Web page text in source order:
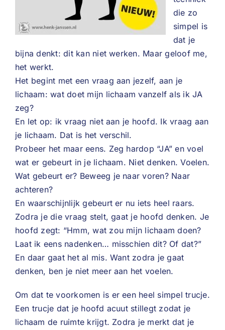
die zo
simpel is
dat je
bijna denkt: dit kan niet werken. Maar geloof me,
het werkt.
Het begint met een vraag aan jezelf, aan je
lichaam: wat doet mijn lichaam vanzelf als ik JA
zeg?
En let op: ik vraag niet aan je hoofd. Ik vraag aan
je lichaam. Dat is het verschil.
Probeer het maar eens. Zeg hardop “JA” en voel
wat er gebeurt in je lichaam. Niet denken. Voelen.
Wat gebeurt er? Beweeg je naar voren? Naar
achteren?
En waarschijnlijk gebeurt er nu iets heel raars.
Zodra je die vraag stelt, gaat je hoofd denken. Je
hoofd zegt: “Hmm, wat zou mijn lichaam doen?
Laat ik eens nadenken… misschien dit? Of dat?”
En daar gaat het al mis. Want zodra je gaat
denken, ben je niet meer aan het voelen.
Om dat te voorkomen is er een heel simpel trucje.
Een trucje dat je hoofd acuut stillegt zodat je
lichaam de ruimte krijgt. Zodra je merkt dat je